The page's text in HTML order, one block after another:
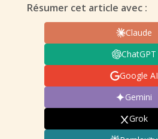
Résumer cet article avec :
Claude
ChatGPT
Google AI
Gemini
Grok